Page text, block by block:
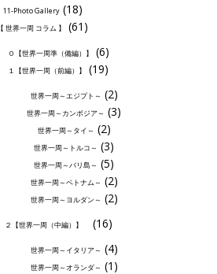
11-Photo Gallery(18)
【 世界一周 コラム 】 (61)
０【世界一周準（備編）】 (6)
１【世界一周（前編）】 (19)
世界一周～エジプト～ (2)
世界一周～カンボジア～ (3)
世界一周～タイ～ (2)
世界一周～トルコ～ (3)
世界一周～バリ島～ (5)
世界一周～ベトナム～ (2)
世界一周～ヨルダン～ (2)
２【世界一周（中編）】 (16)
世界一周～イタリア～ (4)
世界一周～オランダ～ (1)